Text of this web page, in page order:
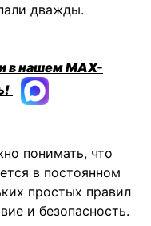
дважды.
в нашем MAX-
понимать, что
в постоянном
простых правил
и безопасность.